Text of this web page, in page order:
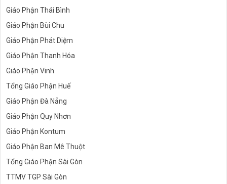
Giáo Phận Thái Bình
Giáo Phận Bùi Chu
Giáo Phận Phát Diệm
Giáo Phận Thanh Hóa
Giáo Phận Vinh
Tổng Giáo Phận Huế
Giáo Phận Đà Nẵng
Giáo Phận Quy Nhơn
Giáo Phận Kontum
Giáo Phận Ban Mê Thuột
Tổng Giáo Phận Sài Gòn
TTMV TGP Sài Gòn